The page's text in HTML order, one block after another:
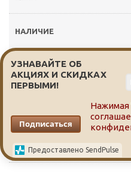
Выбрать аптеку
УЗНАВАЙТЕ ОБ
АКЦИЯХ И СКИДКАХ
ПЕРВЫМИ!
Подписаться
Нажимая
Предоставлено SendPulse